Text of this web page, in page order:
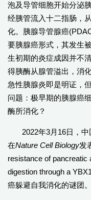
泡及导管细胞开始分泌
经胰管流入十二指肠，
化。胰腺导管腺癌
要胰腺癌形式，其发生
生初期的炎症成因并不
得胰酶从腺管溢出，消
急性胰腺炎即是明证，
问题：极早期的胰腺癌
酶所消化？
2022年3月16日，
在Nature Cell Biology发
resistance of pancreatic
digestion through a
癌躲避自我消化的谜团。